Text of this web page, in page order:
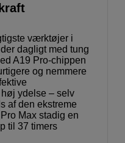
værktøjer i
dagligt med tung
A19 Pro-chippen
og nemmere
ydelse – selv
af den ekstreme
Max stadig en
til 37 timers